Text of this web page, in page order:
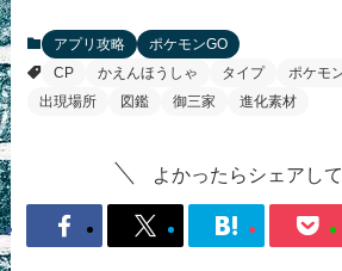
アプリ攻略
ポケモンGO
CP
かえんほうしゃ タイプ ポケモ
出現場所
図鑑 御三家 進化素材
よかったらシェアして